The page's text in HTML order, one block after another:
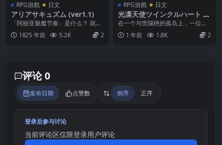
RPG游戲 日文
アリアサキュズム (ver1.1)
「阿丽亚魅魔节奏」是什么？ 就是
在性奴隶的契约正式签订之前的10
天里， 与魅魔进...
1825 年前 5.2K 2
RPG游戲 日文
光凛天使ツインクルハート (v
er2025.07.24)
在一个与世隔绝的孤岛上，一位护
士系变身女主角遭到一群岛民和怪
物的袭击！ 战斗中的...
1 年前 1.8K 2
评论 0
发布日期 点赞数 倒序 正序
登录后参与讨论
当前评论区仅限登录用户评论